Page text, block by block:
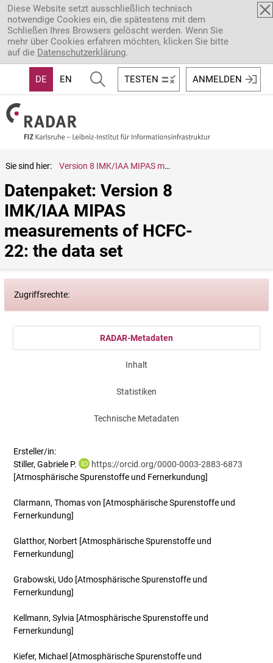
Direkt zum Inhalt
Diese Website setzt ausschließlich technisch
notwendige Cookies ein, die spätestens mit dem
Schließen Ihres Browsers gelöscht werden. Wenn Sie
mehr über Cookies erfahren möchten, klicken Sie bitte
auf die Datenschutzerklärung.
DE EN TESTEN ANMELDEN
Sie sind hier: Version 8 IMK/IAA MIPAS measurements of HCFC-22: the data set
Datenpaket: Version 8
IMK/IAA MIPAS
measurements of HCFC-
22: the data set
Zugriffsrechte:
RADAR-Metadaten
Inhalt
Statistiken
Technische Metadaten
Ersteller/in:
Stiller, Gabriele P.
https://orcid.org/0000-0003-2883-6873
[Atmosphärische Spurenstoffe und Fernerkundung]
Clarmann, Thomas von [Atmosphärische Spurenstoffe und
Fernerkundung]
Glatthor, Norbert [Atmosphärische Spurenstoffe und
Fernerkundung]
Grabowski, Udo [Atmosphärische Spurenstoffe und
Fernerkundung]
Kellmann, Sylvia [Atmosphärische Spurenstoffe und
Fernerkundung]
Kiefer, Michael [Atmosphärische Spurenstoffe und